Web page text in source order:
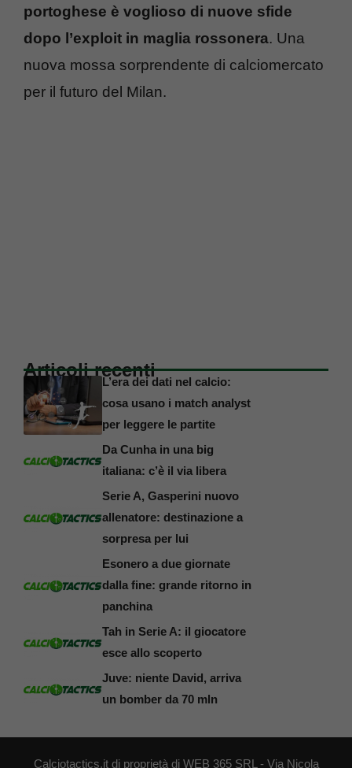
portoghese è voglioso di nuove sfide
dopo l’exploit in maglia rossonera. Una
nuova mossa sorprendente di calciomercato
per il futuro del Milan.
Articoli recenti
L’era dei dati nel calcio:
cosa usano i match analyst
per leggere le partite
Da Cunha in una big
italiana: c’è il via libera
Serie A, Gasperini nuovo
allenatore: destinazione a
sorpresa per lui
Esonero a due giornate
dalla fine: grande ritorno in
panchina
Tah in Serie A: il giocatore
esce allo scoperto
Juve: niente David, arriva
un bomber da 70 mln
Calciotactics.it di proprietà di WEB 365 SRL - Via Nicola